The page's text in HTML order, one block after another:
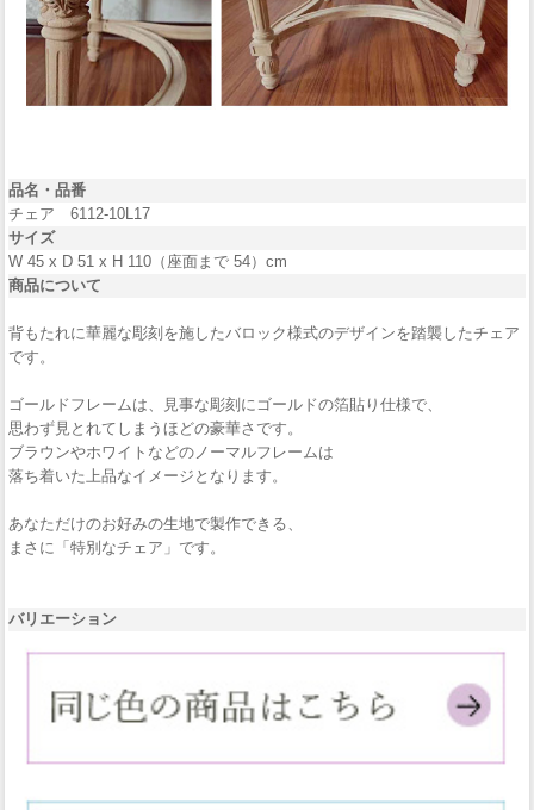
品名・品番
チェア 6112-10L17
サイズ
W 45 x D 51 x H 110（座面まで 54）cm
商品について
背もたれに華麗な彫刻を施したバロック様式のデザインを踏襲したチェア
です。
ゴールドフレームは、見事な彫刻にゴールドの箔貼り仕様で、
思わず見とれてしまうほどの豪華さです。
ブラウンやホワイトなどのノーマルフレームは
落ち着いた上品なイメージとなります。
あなただけのお好みの生地で製作できる、
まさに「特別なチェア」です。
バリエーション